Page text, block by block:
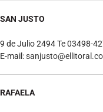
SAN JUSTO
9 de Julio 2494 Te 03498-
E-mail:
RAFAELA